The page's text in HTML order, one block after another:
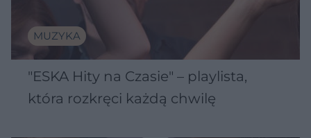
MUZYKA
"ESKA Hity na Czasie" – playlista,
która rozkręci każdą chwilę